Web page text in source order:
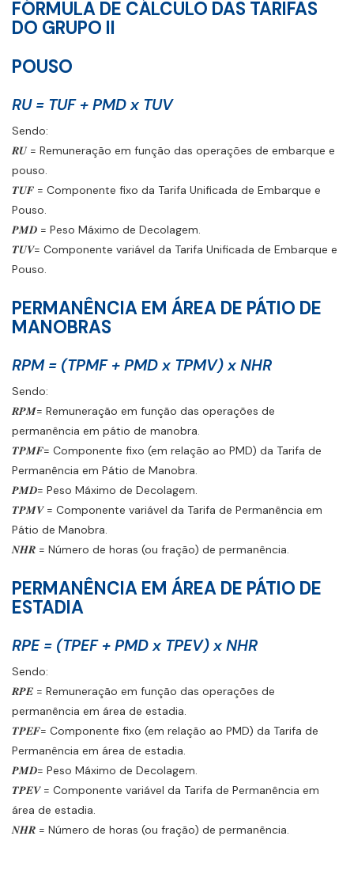
FÓRMULA DE CÁLCULO DAS TARIFAS
DO GRUPO II
POUSO
RU = TUF + PMD x TUV
Sendo:
𝑹𝑼 = Remuneração em função das operações de embarque e
pouso.
𝑻𝑼𝑭 = Componente fixo da Tarifa Unificada de Embarque e
Pouso.
𝑷𝑴𝑫 = Peso Máximo de Decolagem.
𝑻𝑼𝑽= Componente variável da Tarifa Unificada de Embarque e
Pouso.
PERMANÊNCIA EM ÁREA DE PÁTIO DE
MANOBRAS
RPM = (TPMF + PMD x TPMV) x NHR
Sendo:
𝑹𝑷𝑴= Remuneração em função das operações de
permanência em pátio de manobra.
𝑻𝑷𝑴𝑭= Componente fixo (em relação ao PMD) da Tarifa de
Permanência em Pátio de Manobra.
𝑷𝑴𝑫= Peso Máximo de Decolagem.
𝑻𝑷𝑴𝑽 = Componente variável da Tarifa de Permanência em
Pátio de Manobra.
𝑵𝑯𝑹 = Número de horas (ou fração) de permanência.
PERMANÊNCIA EM ÁREA DE PÁTIO DE
ESTADIA
RPE = (TPEF + PMD x TPEV) x NHR
Sendo:
𝑹𝑷𝑬 = Remuneração em função das operações de
permanência em área de estadia.
𝑻𝑷𝑬𝑭= Componente fixo (em relação ao PMD) da Tarifa de
Permanência em área de estadia.
𝑷𝑴𝑫= Peso Máximo de Decolagem.
𝑻𝑷𝑬𝑽 = Componente variável da Tarifa de Permanência em
área de estadia.
𝑵𝑯𝑹 = Número de horas (ou fração) de permanência.